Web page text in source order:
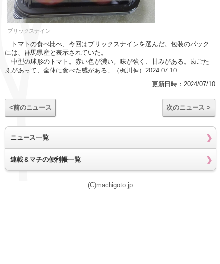
ブリックスナイン
トマトの食べ比べ、今回はブリックスナインを選んだ。包装のパック
には、群馬県産と表示されていた。
中型の球形のトマト。赤い色が濃い。味が強く、甘みがある。歯ごた
えがあって、全体に食べた感がある。（梶川伸）2024.07.10
更新日時：2024/07/10
<前のニュース 次のニュース >
ニュース一覧
連載＆マチの便利帳一覧
(C)machigoto.jp